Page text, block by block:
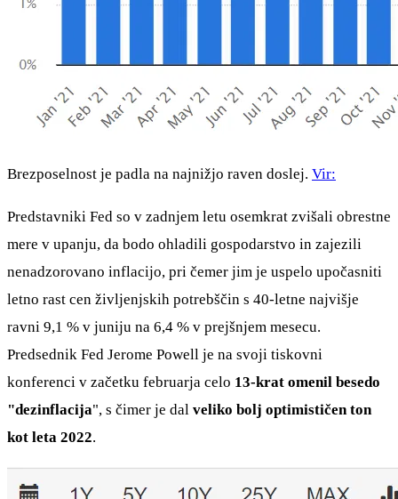
Brezposelnost je padla na najnižjo raven doslej. Vir:
Predstavniki Fed so v zadnjem letu osemkrat zvišali obrestne
mere v upanju, da bodo ohladili gospodarstvo in zajezili
nenadzorovano inflacijo, pri čemer jim je uspelo upočasniti
letno rast cen življenjskih potrebščin s 40-letne najvišje
ravni 9,1 % v juniju na 6,4 % v prejšnjem mesecu.
Predsednik Fed Jerome Powell je na svoji tiskovni
konferenci v začetku februarja celo 13-krat omenil besedo
"dezinflacija", s čimer je dal veliko bolj optimističen ton
kot leta 2022.